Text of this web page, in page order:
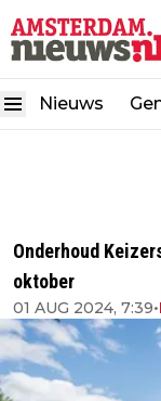
Nieuws
Onderhoud
oktober
01 AUG 2024, 7:39•